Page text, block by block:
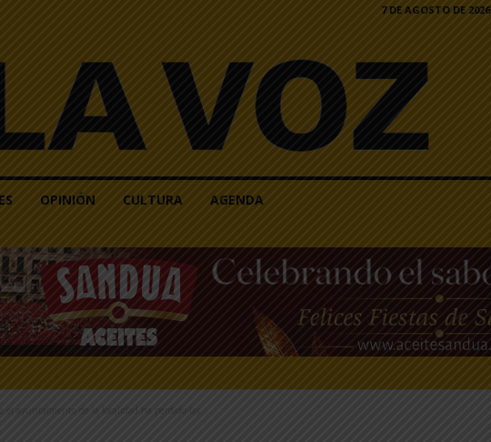
7 DE AGOSTO DE 2026
OPINIÓN CULTURA AGENDA
el ayuntamiento de la localidad ha perdido las...